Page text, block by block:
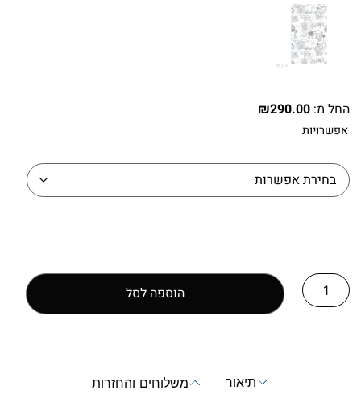
החל מ: ₪290.00
אפשרויות
הוספה לסל
תיאור משלוחים והחזרות